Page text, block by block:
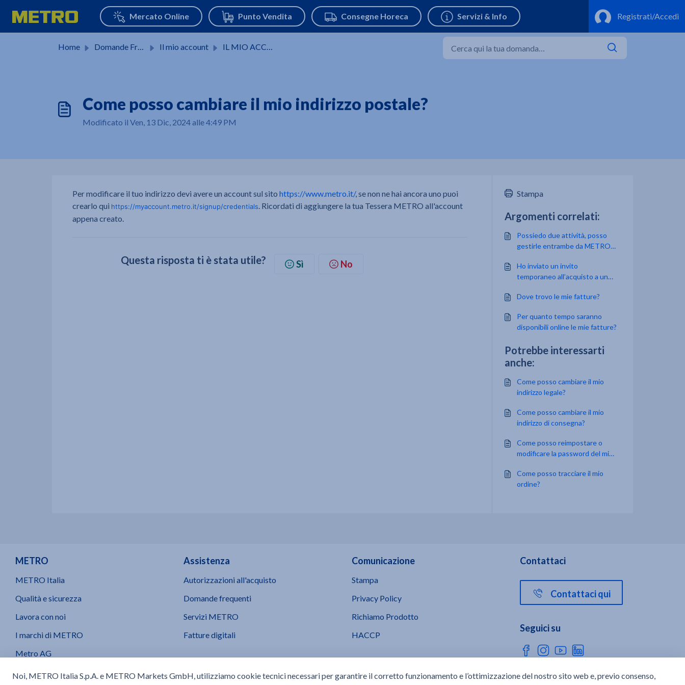
Salta al contenuto principale
Home Domande Frequenti (FAQ) Il mio account IL MIO ACCOUNT
Come posso cambiare il mio indirizzo postale?
Modificato il Ven, 13 Dic, 2024 alle 4:49 PM
Per modificare il tuo indirizzo devi avere un account sul sito https://www.metro.it/, se non ne hai ancora uno puoi
crearlo qui https://myaccount.metro.it/signup/credentials. Ricordati di aggiungere la tua Tessera METRO all'account
appena creato.
Questa risposta ti è stata utile? Sì No
Stampa
Argomenti correlati:
Possiedo due attività, posso
gestirle entrambe da METRO.it
Ho inviato un invito
temporaneo all’acquisto a un
messaggio non appare nella
fare?
Dove trovo le mie fatture?
Per quanto tempo saranno
disponibili online le mie fatture?
Potrebbe interessarti
anche:
Come posso cambiare il mio
indirizzo legale?
Come posso cambiare il mio
indirizzo di consegna?
Come posso reimpostare o
modificare la password del mio
Come posso tracciare il mio
ordine?